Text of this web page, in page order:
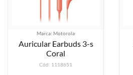
Marca: Motorola
Auricular Earbuds 3-s
Coral
Cód: 1118651